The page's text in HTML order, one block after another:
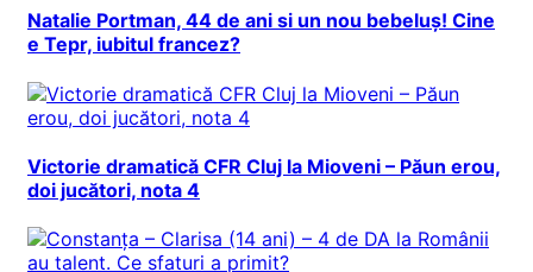
Natalie Portman, 44 de ani si un nou bebeluș! Cine
e Tepr, iubitul francez?
Victorie dramatică CFR Cluj la Mioveni – Păun erou,
doi jucători, nota 4